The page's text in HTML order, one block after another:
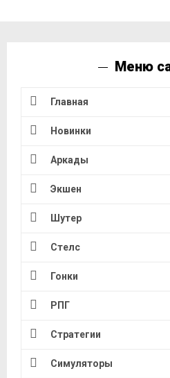
Меню
Главная
Новинки
Аркады
Экшен
Шутер
Стелс
Гонки
РПГ
Стратегии
Симуляторы